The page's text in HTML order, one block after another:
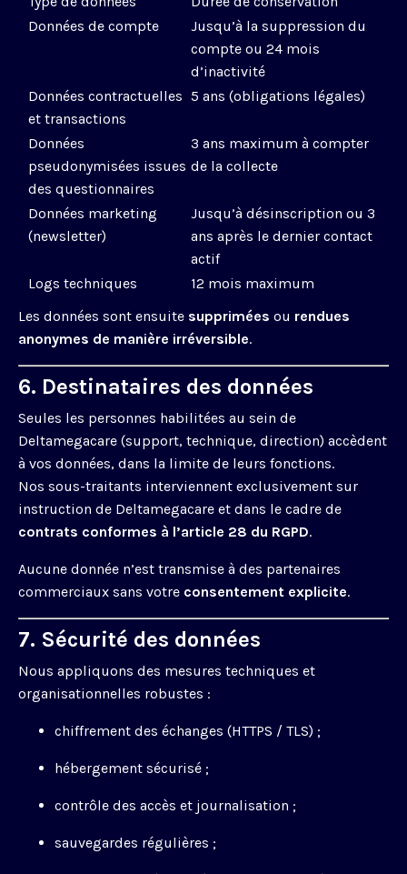
Données de compte
Jusqu’à la suppression du
compte ou 24 mois
d’inactivité
Données contractuelles
et transactions
5 ans (obligations légales)
Données
pseudonymisées issues
des questionnaires
3 ans maximum à compter
de la collecte
Données marketing
(newsletter)
Jusqu’à désinscription ou 3
ans après le dernier contact
actif
Logs techniques
12 mois maximum
Les données sont ensuite supprimées ou rendues
anonymes de manière irréversible.
6. Destinataires des données
Seules les personnes habilitées au sein de
Deltamegacare (support, technique, direction) accèdent
à vos données, dans la limite de leurs fonctions.
Nos sous-traitants interviennent exclusivement sur
instruction de Deltamegacare et dans le cadre de
contrats conformes à l’article 28 du RGPD.
Aucune donnée n’est transmise à des partenaires
commerciaux sans votre consentement explicite.
7. Sécurité des données
Nous appliquons des mesures techniques et
organisationnelles robustes :
chiffrement des échanges (HTTPS / TLS) ;
hébergement sécurisé ;
contrôle des accès et journalisation ;
sauvegardes régulières ;